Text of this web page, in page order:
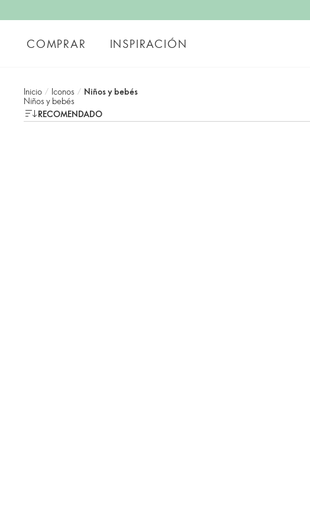
COMPRAR INSPIRACIÓN
Inicio / Iconos / Niños y bebés
Niños y bebés
RECOMENDADO